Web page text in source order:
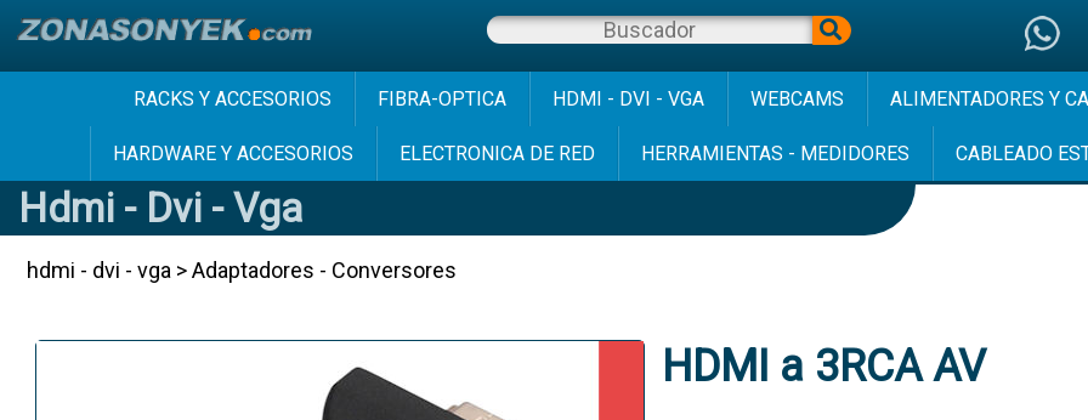
RACKS Y ACCESORIOS FIBRA-OPTICA HDMI - DVI - VGA WEBCAMS ALIMENTADORES Y
HARDWARE Y ACCESORIOS ELECTRONICA DE RED HERRAMIENTAS - MEDIDORES CABLEADO
Hdmi - Dvi - Vga
hdmi - dvi - vga >Adaptadores - Conversores
HDMI a 3RCA AV